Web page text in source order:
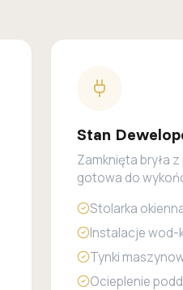
Stan
Zamknięta bryła
gotowa do
Stolarka
Instalacje wod-
Tynki
Ocieplenie